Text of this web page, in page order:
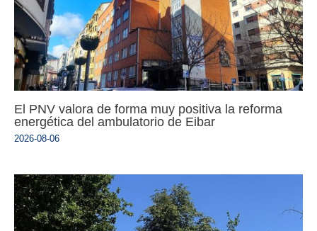
El PNV valora de forma muy positiva la reforma
energética del ambulatorio de Eibar
2026-08-06